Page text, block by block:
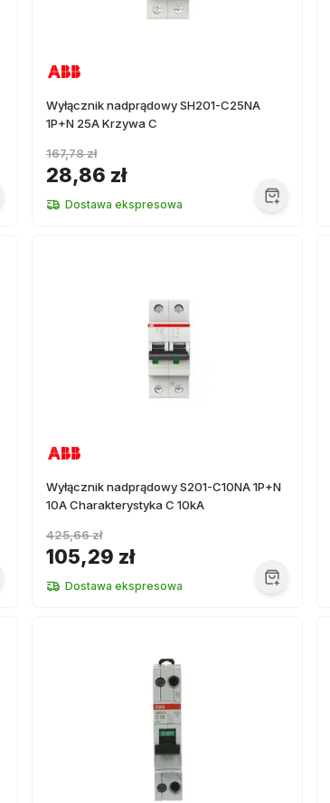
Wyłącznik nadprądowy SH201-C25NA
1P+N 25A Krzywa C
28,86 zł
167,78 zł
Dostawa ekspresowa
Wyłącznik nadprądowy S201-C10NA 1P+N
10A Charakterystyka C 10kA
105,29 zł
425,66 zł
Dostawa ekspresowa